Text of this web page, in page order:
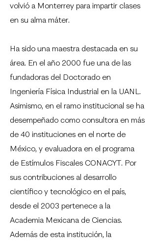
volvió a Monterrey para impartir clases
en su alma máter.
Ha sido una maestra destacada en su
área. En el año 2000 fue una de las
fundadoras del Doctorado en
Ingeniería Física Industrial en la UANL.
Asimismo, en el ramo institucional se ha
desempeñado como consultora en más
de 40 instituciones en el norte de
México, y evaluadora en el programa
de Estímulos Fiscales CONACYT. Por
sus contribuciones al desarrollo
científico y tecnológico en el país,
desde el 2003 pertenece a la
Academia Mexicana de Ciencias.
Además de esta institución, la